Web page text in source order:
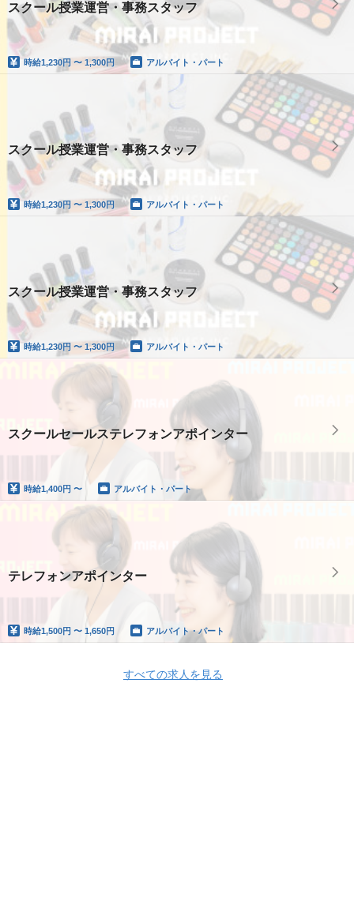
スクール授業運営・事務スタッフ
時給1,230円 〜 1,300円 アルバイト・パート
スクール授業運営・事務スタッフ
時給1,230円 〜 1,300円 アルバイト・パート
スクール授業運営・事務スタッフ
時給1,230円 〜 1,300円 アルバイト・パート
スクールセールステレフォンアポインター
時給1,400円 〜 アルバイト・パート
テレフォンアポインター
時給1,500円 〜 1,650円 アルバイト・パート
すべての求人を見る